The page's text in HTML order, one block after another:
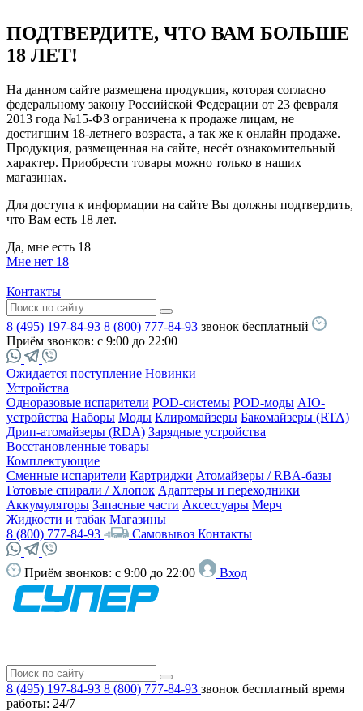
ПОДТВЕРДИТЕ, ЧТО ВАМ БОЛЬШЕ
18 ЛЕТ!
На данном сайте размещена продукция, которая согласно
федеральному закону Российской Федерации от 23 февраля
2013 года №15-ФЗ ограничена к продаже лицам, не
достигшим 18-летнего возраста, а так же к онлайн продаже.
Продукция, размещенная на сайте, несёт ознакомительный
характер. Приобрести товары можно только в наших
магазинах.
Для доступа к информации на сайте Вы должны подтвердить,
что Вам есть 18 лет.
Да, мне есть 18
Мне нет 18
Контакты
8 (495) 197-84-93 8 (800) 777-84-93 звонок бесплатный
Приём звонков: с 9:00 до 22:00
Ожидается поступление Новинки
Устройства
Одноразовые испарители POD-системы POD-моды AIO-
устройства Наборы Моды Клиромайзеры Бакомайзеры (RTA)
Дрип-атомайзеры (RDA) Зарядные устройства
Восстановленные товары
Комплектующие
Сменные испарители Картриджи Атомайзеры / RBA-базы
Готовые спирали / Хлопок Адаптеры и переходники
Аккумуляторы Запасные части Аксессуары Мерч
Жидкости и табак Магазины
8 (800) 777-84-93
Самовывоз Контакты
Приём звонков: с 9:00 до 22:00 Вход
8 (495) 197-84-93 8 (800) 777-84-93 звонок бесплатный время
работы: 24/7